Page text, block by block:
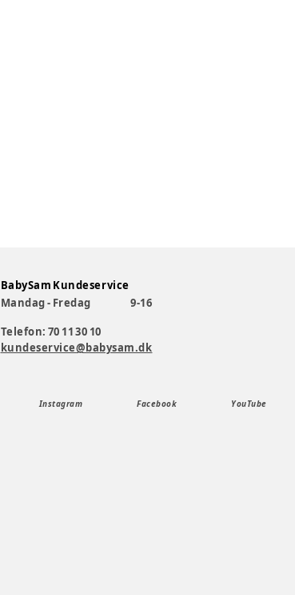
BabySam Kundeservice
Mandag - Fredag
9-16
Telefon: 70 11 30 10
kundeservice@babysam.dk
Instagram Facebook YouTube